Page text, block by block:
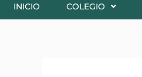
INICIO COLEGIO